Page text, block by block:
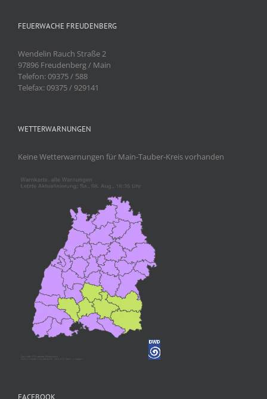
FEUERWACHE FREUDENBERG
Wendelin Rauch Straße 2
97896 Freudenberg / Main
Telefon: 09375 / 588
Telefax: 09375 / 929141
WETTERWARNUNGEN
Keine Wetterwarnungen für Main-Tauber-Kreis vorhanden
FACEBOOK